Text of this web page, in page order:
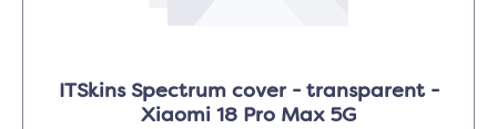
ITSkins Spectrum cover - transparent -
Xiaomi 18 Pro Max 5G